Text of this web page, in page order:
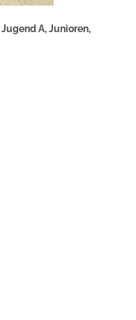
A, Junioren,